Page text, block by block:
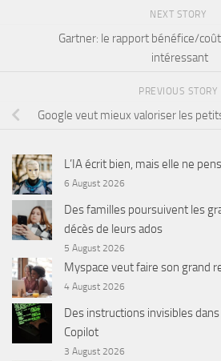
NEXT STORY
Gartner: le rapport bénéfice/coût
intéressant
PREVIOUS STORY
Google veut mieux valoriser les
L’IA écrit bien, mais elle ne
6 August 2026
Des familles poursuivent les
décès de leurs ados
5 August 2026
Myspace veut faire son grand
4 August 2026
Des instructions invisibles
Copilot
3 August 2026